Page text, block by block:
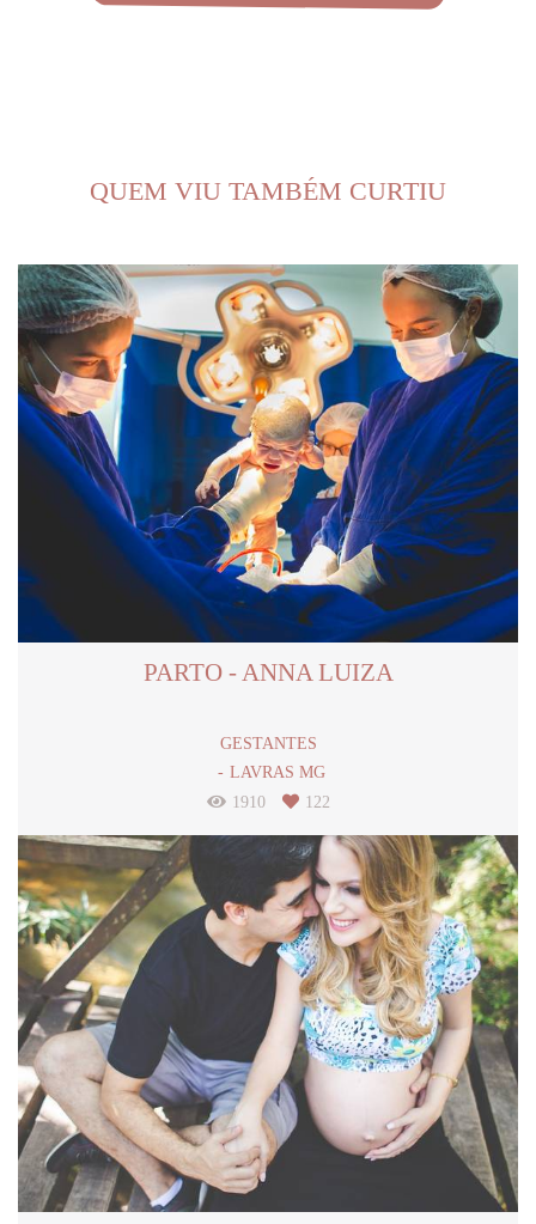
QUEM VIU TAMBÉM CURTIU
PARTO - ANNA LUIZA
GESTANTES
LAVRAS MG
1910
122